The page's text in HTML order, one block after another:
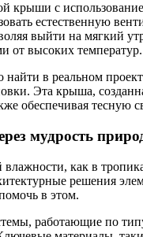
крыши с
естественную
выйти на мягкий
от высоких температур.
в реальном
Эта крыша,
обеспечивая тесную
мудрость
как в
решения
в этом.
работающие по